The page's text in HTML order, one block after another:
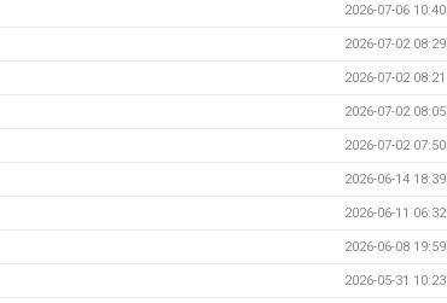
2026-07-06 10:40
2026-07-02 08:29
2026-07-02 08:21
2026-07-02 08:05
2026-07-02 07:50
2026-06-14 18:39
2026-06-11 06:32
2026-06-08 19:59
2026-05-31 10:23